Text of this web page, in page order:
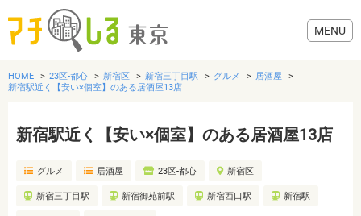
グルメ
美容・健康
HOME 23区-都心 新宿区 新宿三丁目駅 グルメ
居酒屋
新宿駅近く【安い×個室】のある居酒屋13店
新宿駅近く【安い×個室】のある居酒屋13店
グルメ 居酒屋 23区-都心 新宿区
新宿三丁目駅 新宿御苑前駅 新宿西口駅 新宿駅